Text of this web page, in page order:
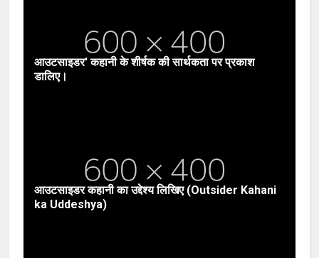
आउटसाइडर' कहानी के शीर्षक की सार्थकता पर प्रकाश
डालिए।
आउटसाइडर कहानी का उद्देश्य लिखिए (Outsider Kahani
ka Uddeshya)